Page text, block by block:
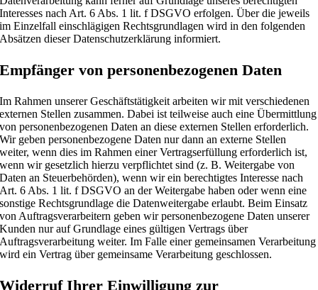
Interesses nach Art. 6 Abs. 1 lit. f DSGVO erfolgen. Über die jeweils
im Einzelfall einschlägigen Rechtsgrundlagen wird in den folgenden
Absätzen dieser Datenschutzerklärung informiert.
Empfänger von personenbezogenen Daten
Im Rahmen unserer Geschäftstätigkeit arbeiten wir mit verschiedenen
externen Stellen zusammen. Dabei ist teilweise auch eine Übermittlung
von personenbezogenen Daten an diese externen Stellen erforderlich.
Wir geben personenbezogene Daten nur dann an externe Stellen
weiter, wenn dies im Rahmen einer Vertragserfüllung erforderlich ist,
wenn wir gesetzlich hierzu verpflichtet sind (z. B. Weitergabe von
Daten an Steuerbehörden), wenn wir ein berechtigtes Interesse nach
Art. 6 Abs. 1 lit. f DSGVO an der Weitergabe haben oder wenn eine
sonstige Rechtsgrundlage die Datenweitergabe erlaubt. Beim Einsatz
von Auftragsverarbeitern geben wir personenbezogene Daten unserer
Kunden nur auf Grundlage eines gültigen Vertrags über
Auftragsverarbeitung weiter. Im Falle einer gemeinsamen Verarbeitung
wird ein Vertrag über gemeinsame Verarbeitung geschlossen.
Widerruf Ihrer Einwilligung zur